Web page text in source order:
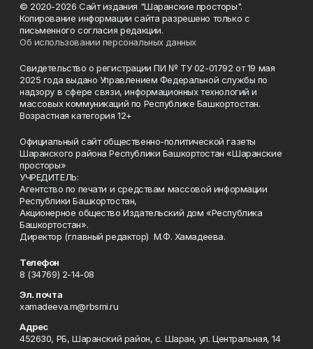
© 2020-2026 Сайт издания "Шаранские просторы".
Копирование информации сайта разрешено только с
письменного согласия редакции.
Об использовании персональных данных
Свидетельство о регистрации ПИ № ТУ 02-01792 от 19 мая
2025 года выдано Управлением Федеральной службы по
надзору в сфере связи, информационных технологий и
массовых коммуникаций по Республике Башкортостан.
Возрастная категория 12+
Официальный сайт общественно-политической газеты
Шаранского района Республики Башкортостан «Шаранские
просторы»
УЧРЕДИТЕЛЬ:
Агентство по печати и средствам массовой информации
Республики Башкортостан,
Акционерное общество Издательский дом «Республика
Башкортостан».
Директор (главный редактор) М.Ф. Хамадеева.
Телефон
8 (34769) 2-14-08
Эл. почта
xamadeeva.m@rbsmi.ru
Адрес
452630, РБ, Шаранский район, с. Шаран, ул. Центральная, 14